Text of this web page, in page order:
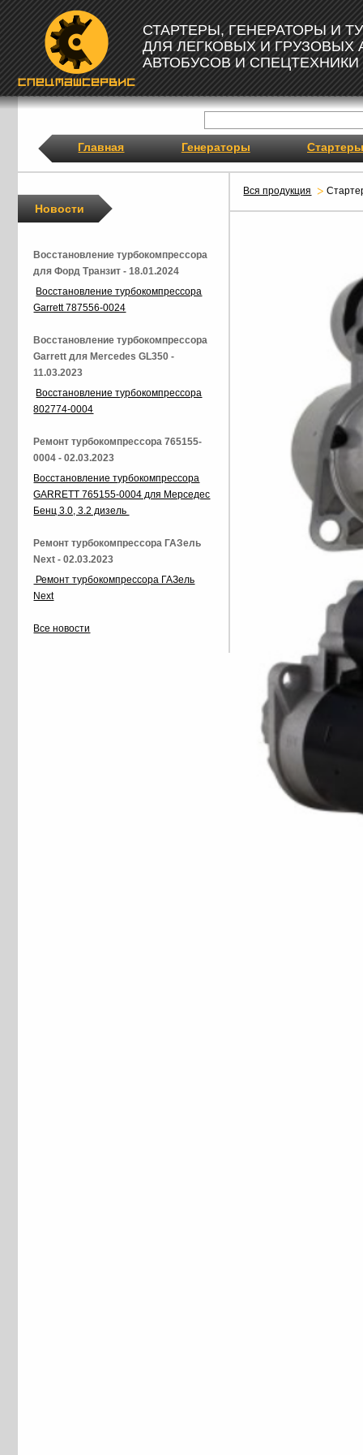
СТАРТЕРЫ, ГЕНЕРАТОРЫ И
ДЛЯ ЛЕГКОВЫХ И ГРУЗОВЫХ
АВТОБУСОВ И СПЕЦТЕХНИКИ
Главная Генераторы Стартеры
Вся продукция
Новости
Восстановление турбокомпрессора
для Форд Транзит - 18.01.2024
Восстановление турбокомпрессора
Garrett 787556-0024
Восстановление турбокомпрессора
Garrett для Mercedes GL350 -
11.03.2023
Восстановление турбокомпрессора
802774-0004
Ремонт турбокомпрессора 765155-
0004 - 02.03.2023
Восстановление турбокомпрессора
GARRETT 765155-0004 для Мерседес
Бенц 3.0, 3.2 дизель
Ремонт турбокомпрессора ГАЗель
Next - 02.03.2023
Ремонт турбокомпрессора ГАЗель
Next
Все новости